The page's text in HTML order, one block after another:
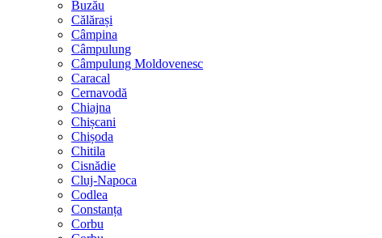
Buzău
Călărași
Câmpina
Câmpulung
Câmpulung Moldovenesc
Caracal
Cernavodă
Chiajna
Chișcani
Chișoda
Chitila
Cisnădie
Cluj-Napoca
Codlea
Constanța
Corbu